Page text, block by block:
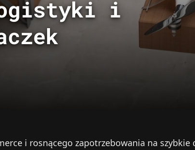
i
i rosnącego zapotrzebowania na szybkie